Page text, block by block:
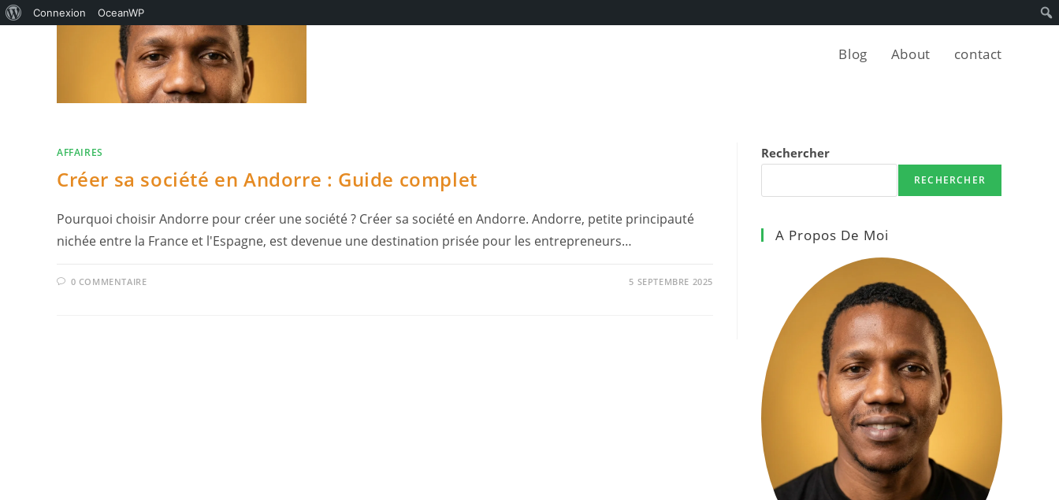
Connexion OceanWP
Blog About contact
AFFAIRES
Créer sa société en Andorre : Guide complet
Pourquoi choisir Andorre pour créer une société ? Créer sa société en Andorre. Andorre, petite principauté
nichée entre la France et l'Espagne, est devenue une destination prisée pour les entrepreneurs…
0 COMMENTAIRE 5 SEPTEMBRE 2025
Rechercher
RECHERCHER
A Propos De Moi